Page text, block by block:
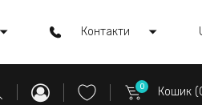
Контакти
0 Кошик